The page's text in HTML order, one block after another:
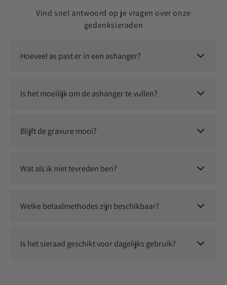
Vind snel antwoord op je vragen over onze
gedenksieraden
Hoeveel as past er in een ashanger?
voldoende om jouw dierbare altijd dichtbij te dragen.
Is het moeilijk om de ashanger te vullen?
eventueel een vulsetje om het proces soepel te laten
verlopen.
Blijft de gravure mooi?
persoonlijke herinnering langdurig zichtbaar blijft.
Wat als ik niet tevreden ben?
en we zoeken samen naar een passende oplossing.
Welke betaalmethodes zijn beschikbaar?
Visa, Mastercard, Apple Pay en Google Pay.
Is het sieraad geschikt voor dagelijks gebruik?